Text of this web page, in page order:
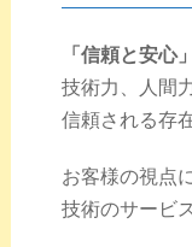
「信頼と安心」
技術力、人間
信頼される存
お客様の視点
技術のサービ